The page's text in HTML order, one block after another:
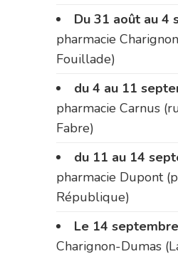
Du 31 août au 4
pharmacie
Fouillade)
du 4 au 11
pharmacie Carnus
Fabre)
du 11 au 14
pharmacie Dupont
République)
Le 14
Charignon-Dumas